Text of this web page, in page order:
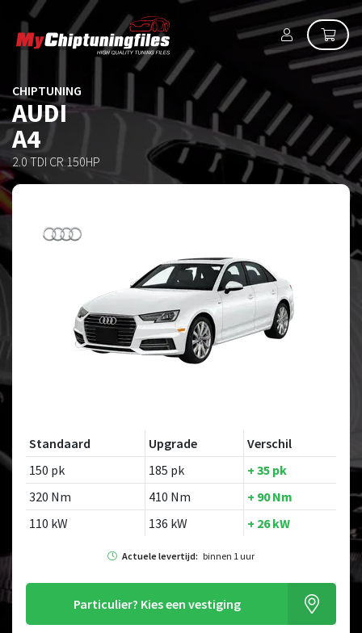
CHIPTUNING
AUDI
A4
2.0 TDI CR 150HP
Standaard Upgrade
Verschil
150 pk
185 pk
+ 35 pk
320 Nm
410 Nm
+ 90 Nm
110 kW
136 kW + 26 kW
Actuele levertijd: binnen 1 uur
Particulier? Kies een vestiging